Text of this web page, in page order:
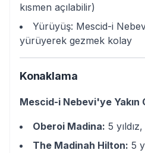
kısmen açılabilir)
Yürüyüş: Mescid-i
yürüyerek gezmek kolay
Konaklama
Mescid-i Nebevi'ye Yakın
Oberoi Madina: 5
The Madinah Hilton: 5